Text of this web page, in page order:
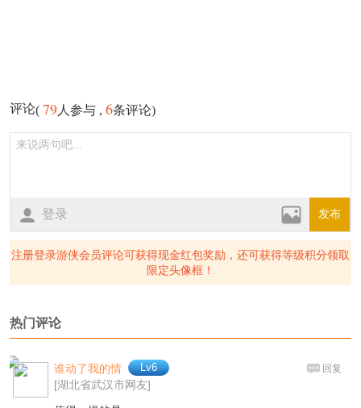
评论( 79人参与 , 6条评论)
登录 发布
注册登录游侠会员评论可获得现金红包奖励，还可获得等级积分领取
限定头像框！
热门评论
谁动了我的情 Lv6
[湖北省武汉市网友]
回复